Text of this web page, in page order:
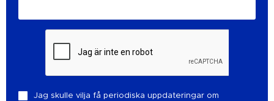
Jag skulle vilja få periodiska uppdateringar om